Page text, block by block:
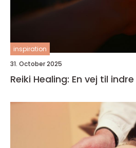
inspiration
31. October 2025
Reiki Healing: En vej til